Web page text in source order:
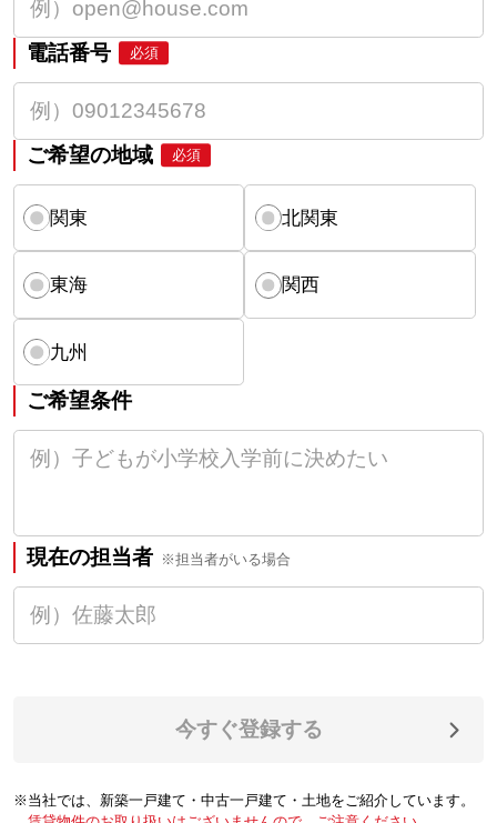
電話番号 必須
ご希望の地域 必須
関東 北関東
東海 関西
九州
ご希望条件
現在の担当者 ※担当者がいる場合
今すぐ登録する
※当社では、新築一戸建て・中古一戸建て・土地をご紹介しています。